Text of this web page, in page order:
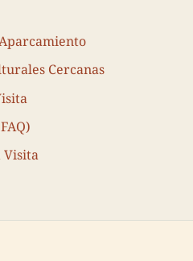
Cercanas
Visita